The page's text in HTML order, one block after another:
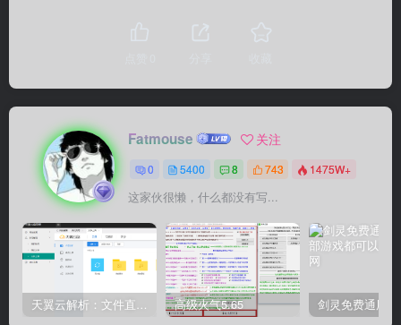
Fatmouse 关注
0 5400 8 743 1475W+
这家伙很懒，什么都没有写...
天翼云解析：文件直链获取源码 高级火气5.65